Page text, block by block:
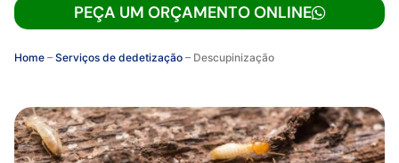
PEÇA UM ORÇAMENTO ONLINE
Home – Serviços de dedetização – Descupinização